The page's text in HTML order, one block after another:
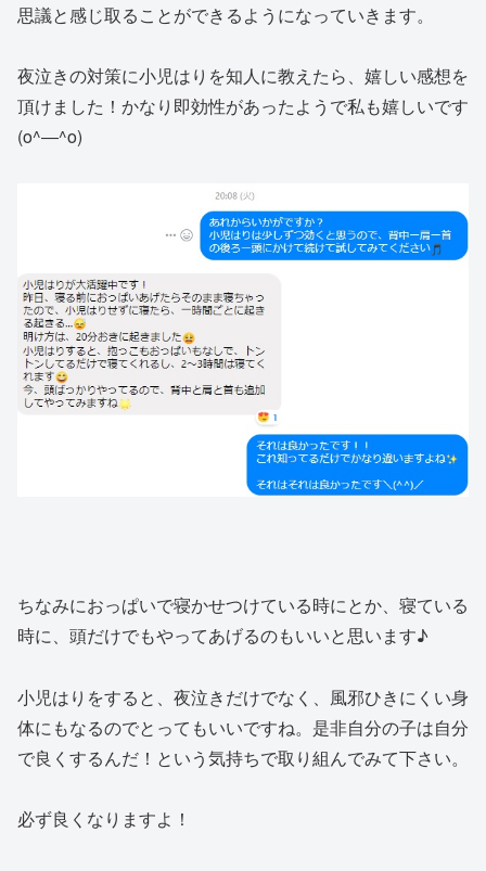
思議と感じ取ることができるようになっていきます。
夜泣きの対策に小児はりを知人に教えたら、嬉しい感想を
頂けました！かなり即効性があったようで私も嬉しいです
(o^―^o)
ちなみにおっぱいで寝かせつけている時にとか、寝ている
時に、頭だけでもやってあげるのもいいと思います♪
小児はりをすると、夜泣きだけでなく、風邪ひきにくい身
体にもなるのでとってもいいですね。是非自分の子は自分
で良くするんだ！という気持ちで取り組んでみて下さい。
必ず良くなりますよ！